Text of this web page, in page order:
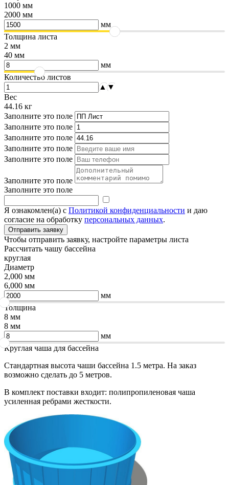
1000 мм
2000 мм
мм
Толщина листа
2 мм
40 мм
мм
Количество листов
▲ ▼
Вес
44.16 кг
Заполните это поле
Заполните это поле
Заполните это поле
Заполните это поле
Заполните это поле
Заполните это поле
Заполните это поле
Я ознакомлен(а) с Политикой конфиденциальности и даю
согласие на обработку персональных данных.
Чтобы отправить заявку, настройте параметры листа
Рассчитать чашу бассейна
круглая
Диаметр
2,000 мм
6,000 мм
мм
Толщина
8 мм
8 мм
мм
Круглая чаша для бассейна
Стандартная высота чаши бассейна 1.5 метра. На заказ
возможно сделать до 5 метров.
В комплект поставки входит: полипропиленовая чаша
усиленная ребрами жесткости.